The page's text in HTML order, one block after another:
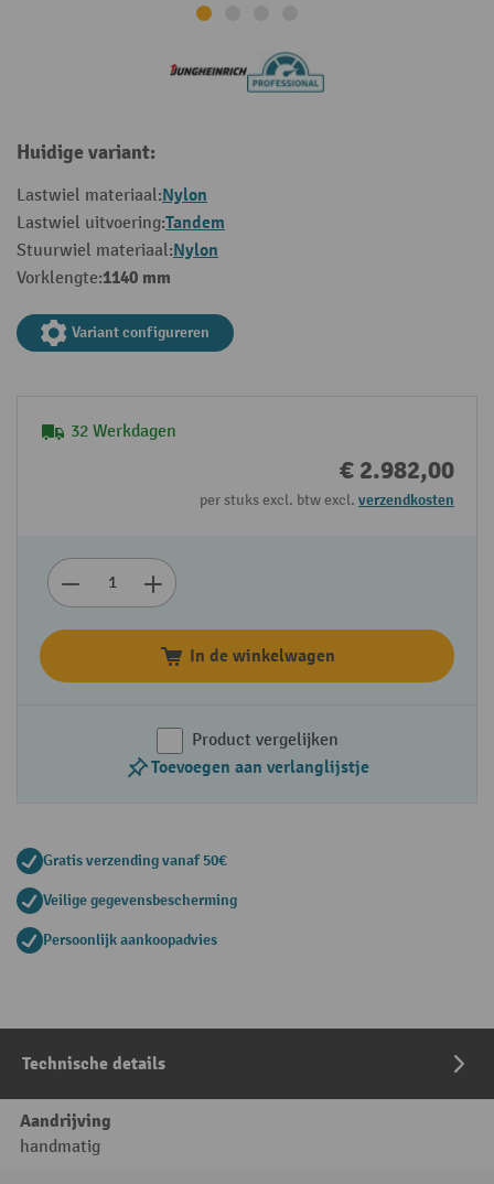
Huidige variant:
Lastwiel materiaal:Nylon
Lastwiel uitvoering:Tandem
Stuurwiel materiaal:Nylon
Vorklengte:1140 mm
Variant configureren
32 Werkdagen
€ 2.982,00
per stuks excl. btw excl. verzendkosten
In de winkelwagen
Product vergelijken
Toevoegen aan verlanglijstje
Gratis verzending vanaf 50€
Veilige gegevensbescherming
Persoonlijk aankoopadvies
Technische details
Aandrijving
handmatig